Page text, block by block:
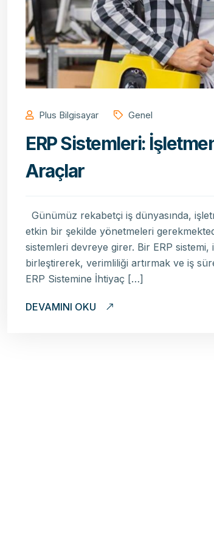
Plus Bilgisayar Genel
ERP Sistemleri:
Araçlar
Günümüz rekabetçi iş dünyasında,
etkin bir şekilde yönetmeleri
sistemleri devreye girer. Bir ERP
birleştirerek, verimliliği artırmak ve iş
ERP Sistemine İhtiyaç […]
DEVAMINI OKU